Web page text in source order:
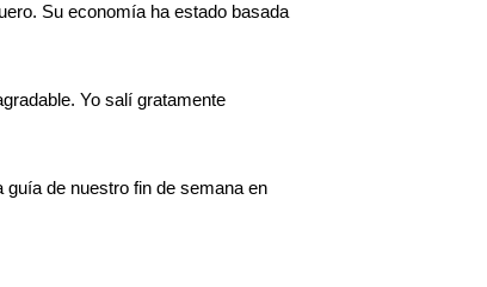
Su economía ha estado basada
Yo salí gratamente
guía de nuestro fin de semana en